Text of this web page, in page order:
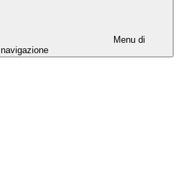
Menu di
navigazione